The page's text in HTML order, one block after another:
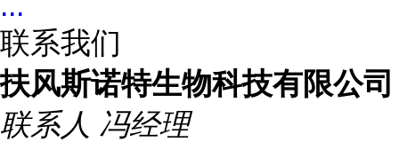
联系我们
扶风斯诺特生物科技有限公司
联系人 冯经理